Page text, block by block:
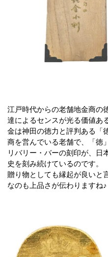
江戸時代からの老舗地金商の
達によるセンスが光る価値あ
金は神田の徳力と評判ある「
商を営んでいる老舗で、「徳
リバリー・バーの刻印が、日
史を刻み続けているのです。
贈り物としても縁起が良いと
なのも上品さが伝わりますね♪